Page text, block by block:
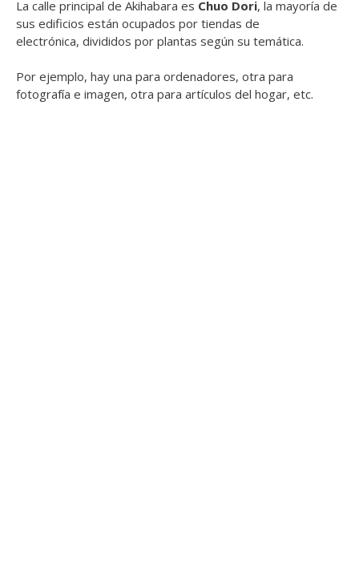
La calle principal de Akihabara es Chuo Dori, la mayoría de
sus edificios están ocupados por tiendas de
electrónica, divididos por plantas según su temática.
Por ejemplo, hay una para ordenadores, otra para
fotografía e imagen, otra para artículos del hogar, etc.